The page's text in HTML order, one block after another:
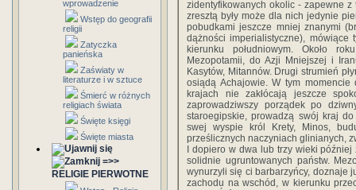
wprowadzenie
Wstęp do geografii
religii
Zatyczka
panieńska
Zaświaty w
literaturze i w sztuce
Śmierć w różnych
religiach świata
Święte księgi
Święte miasta
=>>
RELIGIE PIERWOTNE
zidentyfikowanych okolic - zapewne z
zresztą były może dla nich jedynie
pobudkami jeszcze mniej znanymi
dążności imperialistyczne), mówiące
kierunku południowym. Około
Mezopotamii, do Azji Mniejszej i
Kasytów, Mitannów. Drugi strumień
osiądą Achajowie. W tym
krajach nie zakłócają jeszcze
zaprowadziwszy porządek po
staroegipskie, prowadzą swój kraj
swej wyspie król Krety, Minos,
prześlicznych naczyniach glinianych,
I dopiero w dwa lub trzy wieki
solidnie ugruntowanych państw.
wynurzyli się ci barbarzyńcy, doznaje
zachodu na wschód, w kierunku